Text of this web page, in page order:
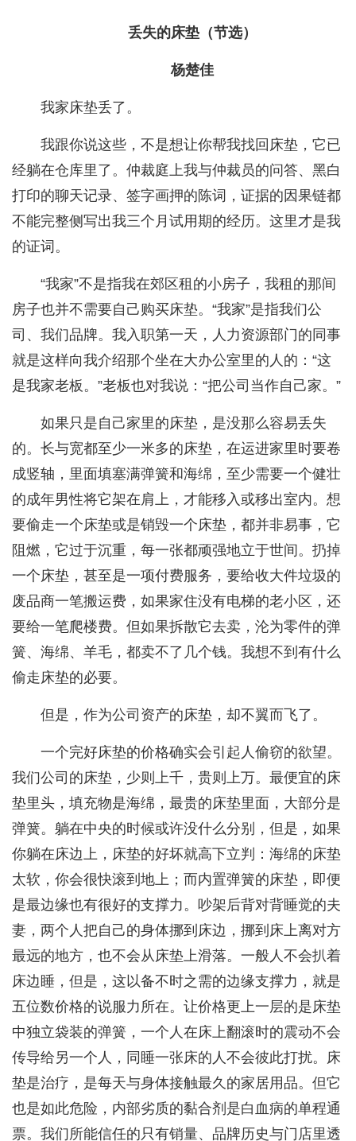
丢失的床垫（节选）
杨楚佳
我家床垫丢了。
我跟你说这些，不是想让你帮我找回床垫，它已
经躺在仓库里了。仲裁庭上我与仲裁员的问答、黑白
打印的聊天记录、签字画押的陈词，证据的因果链都
不能完整侧写出我三个月试用期的经历。这里才是我
的证词。
“我家”不是指我在郊区租的小房子，我租的那间
房子也并不需要自己购买床垫。“我家”是指我们公
司、我们品牌。我入职第一天，人力资源部门的同事
就是这样向我介绍那个坐在大办公室里的人的：“这
是我家老板。”老板也对我说：“把公司当作自己家。”
如果只是自己家里的床垫，是没那么容易丢失
的。长与宽都至少一米多的床垫，在运进家里时要卷
成竖轴，里面填塞满弹簧和海绵，至少需要一个健壮
的成年男性将它架在肩上，才能移入或移出室内。想
要偷走一个床垫或是销毁一个床垫，都并非易事，它
阻燃，它过于沉重，每一张都顽强地立于世间。扔掉
一个床垫，甚至是一项付费服务，要给收大件垃圾的
废品商一笔搬运费，如果家住没有电梯的老小区，还
要给一笔爬楼费。但如果拆散它去卖，沦为零件的弹
簧、海绵、羊毛，都卖不了几个钱。我想不到有什么
偷走床垫的必要。
但是，作为公司资产的床垫，却不翼而飞了。
一个完好床垫的价格确实会引起人偷窃的欲望。
我们公司的床垫，少则上千，贵则上万。最便宜的床
垫里头，填充物是海绵，最贵的床垫里面，大部分是
弹簧。躺在中央的时候或许没什么分别，但是，如果
你躺在床边上，床垫的好坏就高下立判：海绵的床垫
太软，你会很快滚到地上；而内置弹簧的床垫，即便
是最边缘也有很好的支撑力。吵架后背对背睡觉的夫
妻，两个人把自己的身体挪到床边，挪到床上离对方
最远的地方，也不会从床垫上滑落。一般人不会扒着
床边睡，但是，这以备不时之需的边缘支撑力，就是
五位数价格的说服力所在。让价格更上一层的是床垫
中独立袋装的弹簧，一个人在床上翻滚时的震动不会
传导给另一个人，同睡一张床的人不会彼此打扰。床
垫是治疗，是每天与身体接触最久的家居用品。但它
也是如此危险，内部劣质的黏合剂是白血病的单程通
票。我们所能信任的只有销量、品牌历史与门店里透